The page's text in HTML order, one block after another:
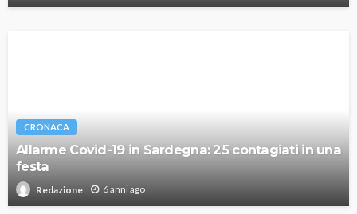
CRONACA
Allarme Covid-19 in Sardegna: 25 contagiati in una
festa
Redazione 6 anni ago